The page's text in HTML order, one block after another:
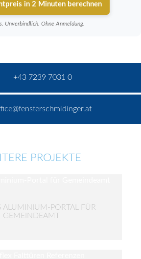
in 2 Minuten berechnen
Unverbindlich. Ohne Anmeldung.
+43 7239 7031 0
PROJEKTE
ALUMINIUM-PORTAL FÜR G
EMEINDEAMT